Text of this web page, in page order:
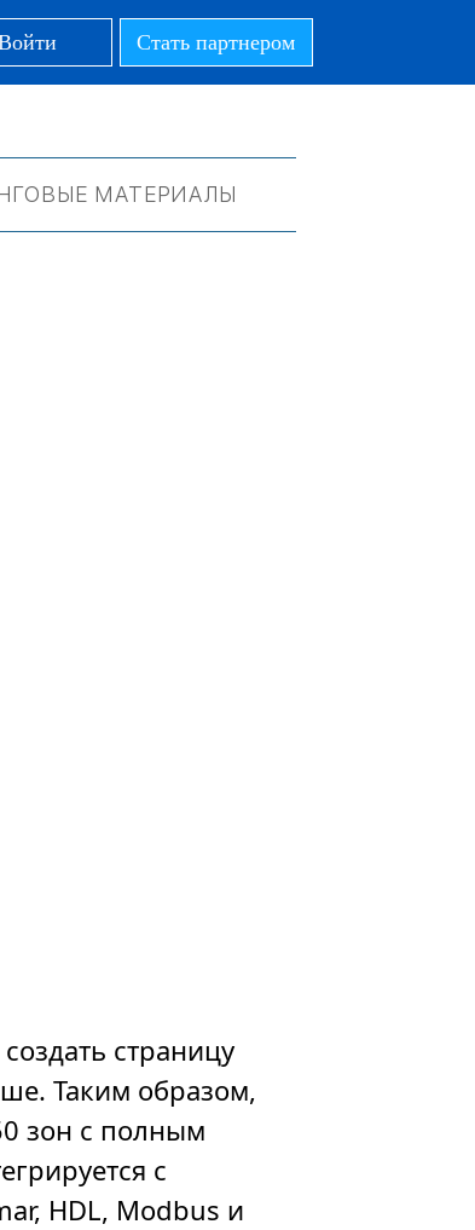
Стать партнером
МАТЕРИАЛЫ
страницу
Таким образом,
зон с полным
с
HDL, Modbus и